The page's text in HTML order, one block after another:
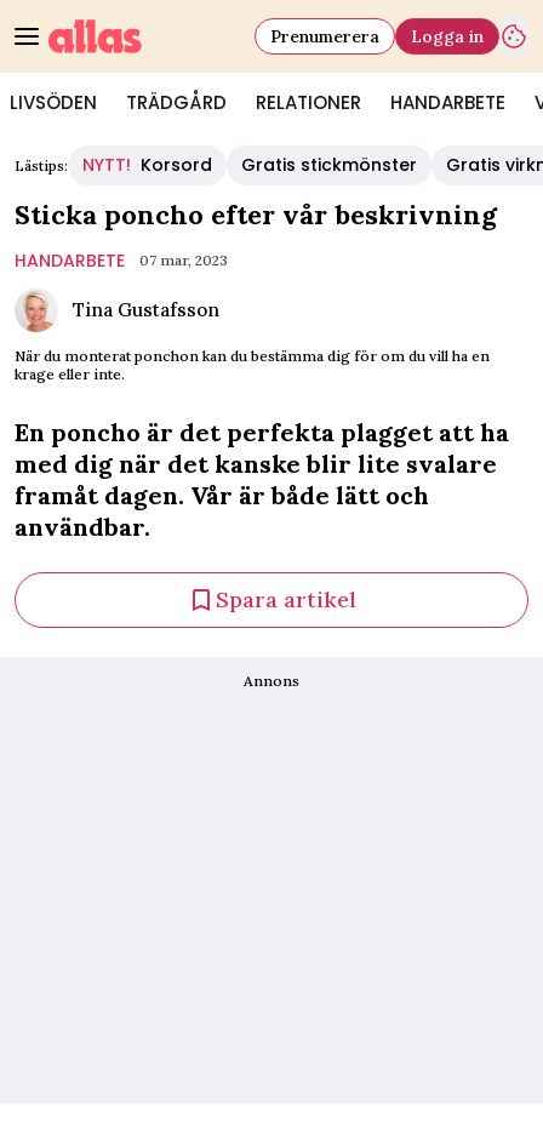
LIVSÖDEN TRÄDGÅRD RELATIONER HANDARBETE
Prenumerera Logga in
Lästips: NYTT! Korsord Gratis stickmönster Gratis
Sticka poncho efter vår beskrivning
HANDARBETE 07 mar, 2023
Tina Gustafsson
När du monterat ponchon kan du bestämma dig för om du vill ha en
krage eller inte.
En poncho är det perfekta plagget att ha
med dig när det kanske blir lite svalare
framåt dagen. Vår är både lätt och
användbar.
Spara artikel
Annons